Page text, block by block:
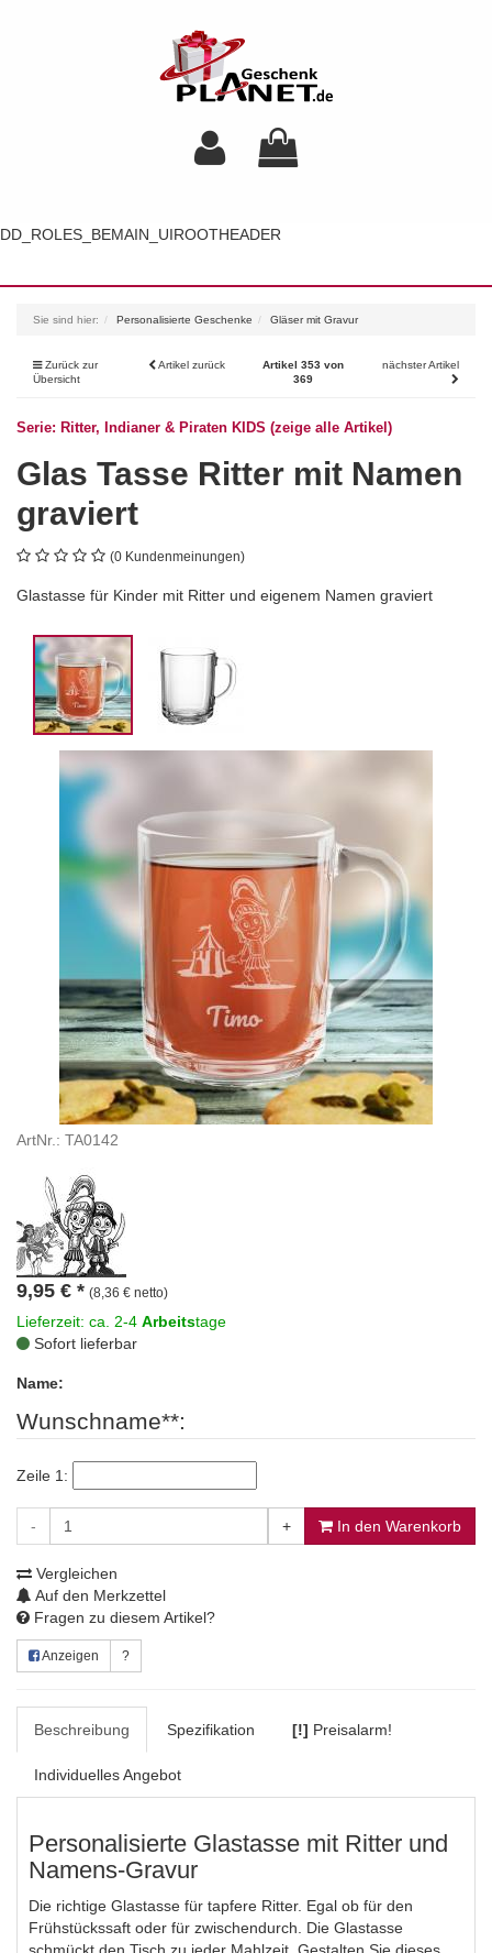
DD_ROLES_BEMAIN_UIROOTHEADER
Sie sind hier: Personalisierte Geschenke Gläser mit Gravur
Zurück zur
Übersicht
Artikel zurück
Artikel 353 von
369
nächster Artikel
Serie: Ritter, Indianer & Piraten KIDS (zeige alle Artikel)
Glas Tasse Ritter mit Namen
graviert
(0 Kundenmeinungen)
Glastasse für Kinder mit Ritter und eigenem Namen graviert
ArtNr.: TA0142
9,95 € * (8,36 € netto)
Lieferzeit: ca. 2-4 Arbeitstage
Sofort lieferbar
Name:
Wunschname**:
Zeile 1:
- + In den Warenkorb
Vergleichen
Auf den Merkzettel
Fragen zu diesem Artikel?
Anzeigen ?
Beschreibung Spezifikation [!] Preisalarm!
Individuelles Angebot
Personalisierte Glastasse mit Ritter und
Namens-Gravur
Die richtige Glastasse für tapfere Ritter. Egal ob für den
Frühstückssaft oder für zwischendurch. Die Glastasse